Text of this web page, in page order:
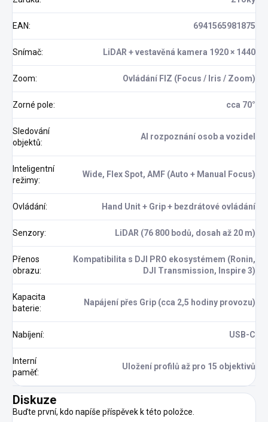
EAN: 6941565981875
Snímač: LiDAR + vestavěná kamera 1920 × 1440
Zoom: Ovládání FIZ (Focus / Iris / Zoom)
Zorné pole: cca 70°
Sledování
objektů:
AI rozpoznání osob a vozidel
Inteligentní
režimy:
Wide, Flex Spot, AMF (Auto + Manual Focus)
Ovládání: Hand Unit + Grip + bezdrátové ovládání
Senzory: LiDAR (76 800 bodů, dosah až 20 m)
Přenos
obrazu:
Kompatibilita s DJI PRO ekosystémem (Ronin,
DJI Transmission, Inspire 3)
Kapacita
baterie:
Napájení přes Grip (cca 2,5 hodiny provozu)
Nabíjení: USB-C
Interní
paměť:
Uložení profilů až pro 15 objektivů
Diskuze
Buďte první, kdo napíše příspěvek k této položce.